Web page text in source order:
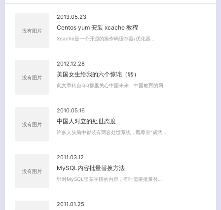
没有图片
2013.05.23
Centos yum 安装 xcache 教程
Xcache是一个开源的操作码缓存器/优化器…
没有图片
2012.12.28
美国女生给我的六个惊诧（转）
此文章转自QQ群里关心中国未来、中国教育的网…
没有图片
2010.05.16
中国人对立的处世态度
许多人头脑中都装有两套处世系统，既尊崇“威武…
没有图片
2011.03.12
MySQL内容批量替换方法
针对MySQL里某字段的内容，有时需要批量替…
2011.01.25